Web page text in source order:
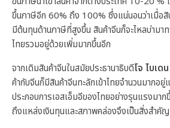
ขึ้นภาษีอีก 60% ถึง 100% ซึ่งแน่นอนว่าเมื่อสิ
มีต้นทุนด้านภาษีที่สูงขึ้น สินค้าจีนก็จะไหลบ่ามาท
ไทยรวมอยู่ด้วยเพิ่มมากขึ้นอีก
จากเดิมสินค้าจีนในสมัยประธานาธิบดีโจ ไบเดน
ค้ากับจีนก็มีสินค้าจีนทะลักเข้าไทยจำนวนมากอ
ประกอบการเอสเอ็มอีของไทยอย่างรุนแรงมาก
ถึงแหล่งเงินทุนและสภาพคล่องจึงเป็นสิ่งสำคั